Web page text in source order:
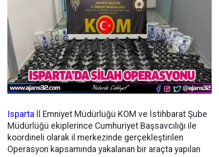
Isparta İl Emniyet Müdürlüğü KOM ve İstihbarat Şube
Müdürlüğü ekiplerince Cumhuriyet Başsavcılığı ile
koordineli olarak il merkezinde gerçekleştirilen
Operasyon kapsamında yakalanan bir araçta yapılan